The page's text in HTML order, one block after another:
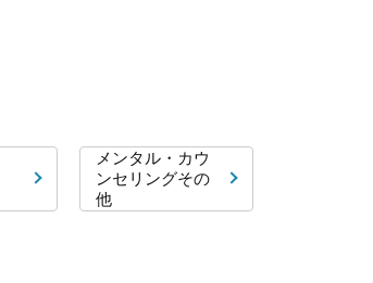
メンタル・カウ
ンセリングその
他